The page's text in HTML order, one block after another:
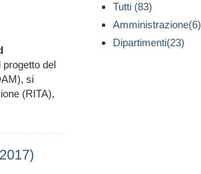
progetto del
si
(RITA),
Tutti (83)
Amministrazione(6)
Dipartimenti(23)